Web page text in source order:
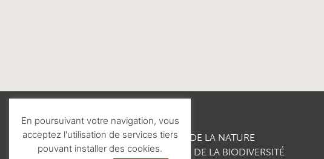
MAISON DE LA NATURE
10, ALLÉE DE LA BIODIVERSITÉ
En poursuivant votre navigation, vous
acceptez l'utilisation de services tiers
pouvant installer des cookies.